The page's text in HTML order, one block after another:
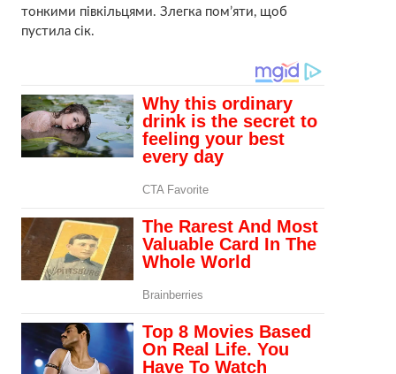
тонкими півкільцями. Злегка пом’яти, щоб
пустила сік.